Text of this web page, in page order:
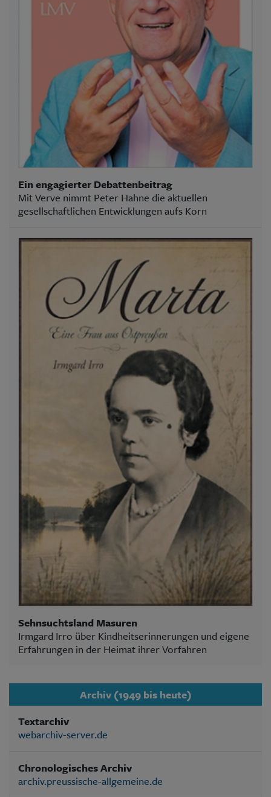
Ein engagierter Debattenbeitrag
Mit Verve nimmt Peter Hahne die aktuellen
gesellschaftlichen Entwicklungen aufs Korn
Sehnsuchtsland Masuren
Irmgard Irro über Kindheitserinnerungen und eigene
Erfahrungen in der Heimat ihrer Vorfahren
Archiv (1949 bis heute)
Textarchiv
webarchiv-server.de
Chronologisches Archiv
archiv.preussische-allgemeine.de